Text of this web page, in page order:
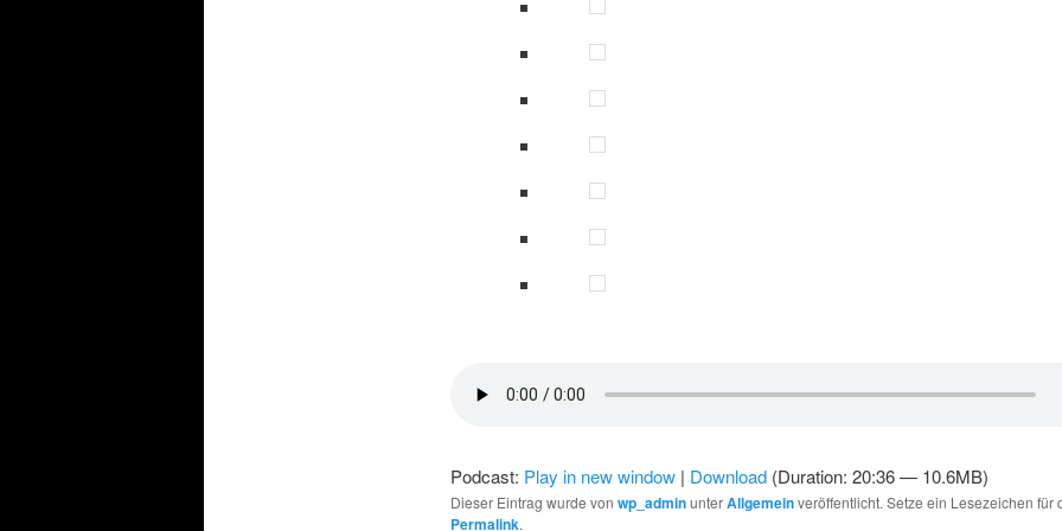
Podcast: Play in new window| Download(Duration: 20:36 — 10.6MB)
Dieser Eintrag wurde von wp_adminunterAllgemeinveröffentlicht. Setze ein Lesezeichen für
Permalink.